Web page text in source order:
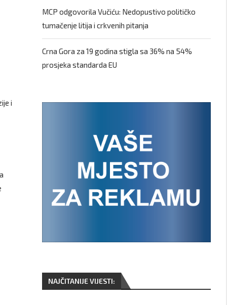
i
MCP odgovorila Vučiću: Nedopustivo političko
tumačenje litija i crkvenih pitanja
Crna Gora za 19 godina stigla sa 36% na 54%
prosjeka standarda EU
NAJČITANIJE VIJESTI: